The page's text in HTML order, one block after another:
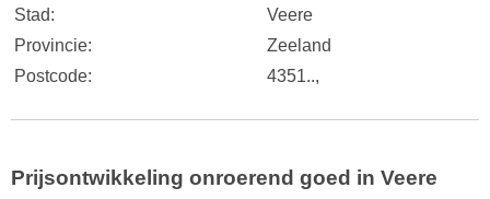
Stad:
Veere
Provincie:
Zeeland
Postcode:
4351..,
Prijsontwikkeling onroerend goed in Veere